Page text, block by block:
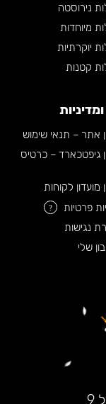
נירוסטה
מיוחדות
יוקרתיות
קטנות
אתר – תנאי שימוש
גיפטכארד – כרטיס
מועדון לקוחות
פרטיות
?
נגישות
שלי
9